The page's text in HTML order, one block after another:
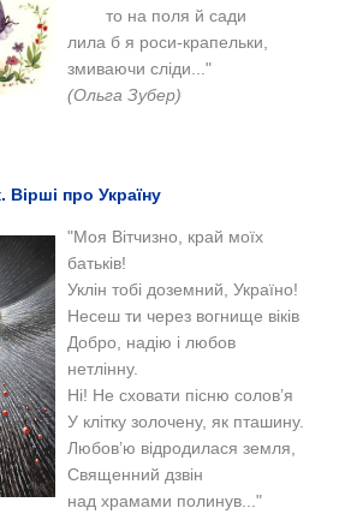
то на поля й сади
лила б я роси-крапельки,
змиваючи сліди..."
(Ольга Зубер)
Вірші про Україну
"Моя Вітчизно, край моїх
батьків!
Уклін тобі доземний, Україно!
Несеш ти через вогнище віків
Добро, надію і любов
нетлінну.
Ні! Не сховати пісню солов’я
У клітку золочену, як пташину.
Любов’ю відродилася земля,
Священний дзвін
над храмами полинув..."